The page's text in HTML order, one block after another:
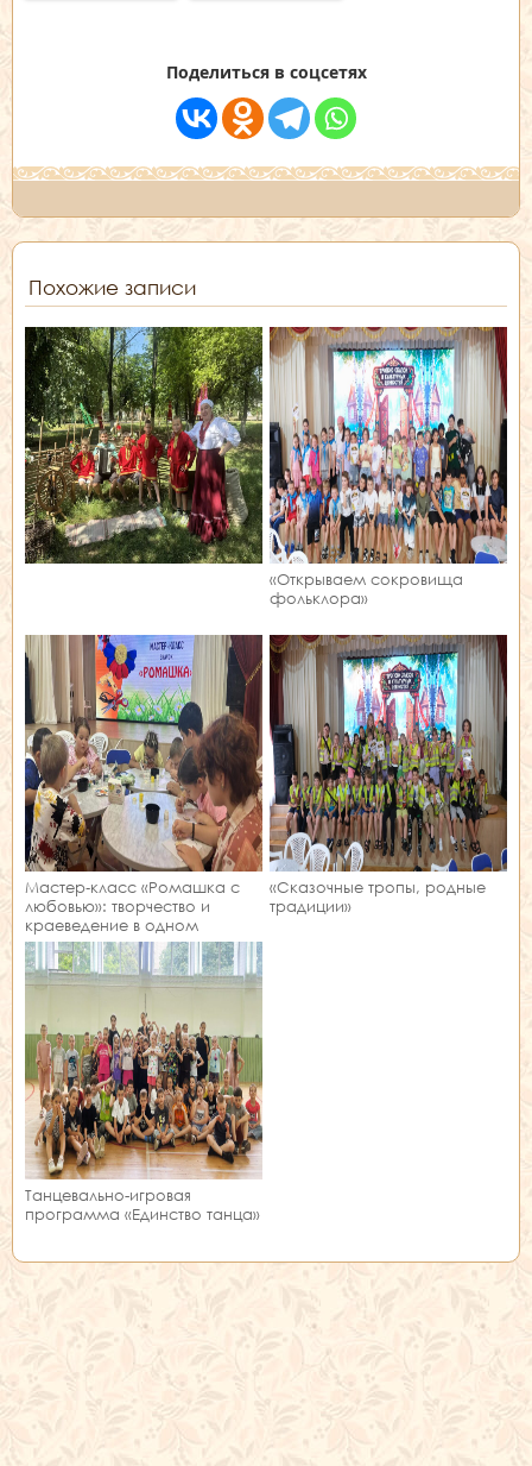
Поделиться в соцсетях
Похожие записи
«Открываем сокровища
фольклора»
Мастер‑класс «Ромашка с
любовью»: творчество и
краеведение в одном
занятии!
«Сказочные тропы, родные
традиции»
Танцевально-игровая
программа «Единство танца»